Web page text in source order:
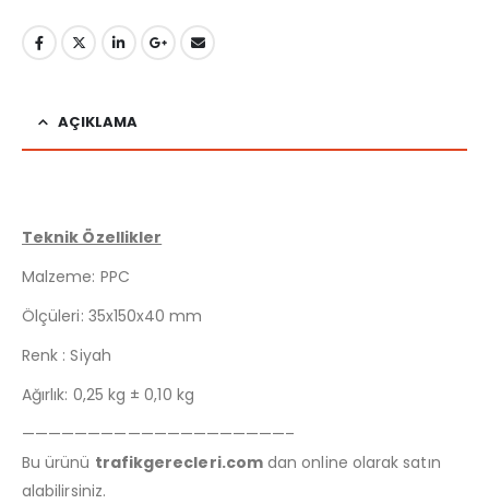
AÇIKLAMA
Teknik Özellikler
Malzeme: PPC
Ölçüleri: 35x150x40 mm
Renk : Siyah
Ağırlık: 0,25 kg ± 0,10 kg
————————————————————–
Bu ürünü trafikgerecleri.comdan online olarak satın
alabilirsiniz.